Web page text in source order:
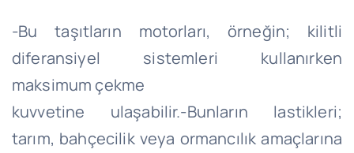
-Bu taşıtların motorları, örneğin; kilitli
diferansiyel sistemleri kullanırken
maksimum çekme
kuvvetine ulaşabilir.-Bunların lastikleri;
tarım, bahçecilik veya ormancılık amaçlarına